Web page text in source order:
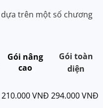
trên một số chương
Gói nâng
cao
Gói toàn
diện
210.000 VNĐ 294.000 VNĐ